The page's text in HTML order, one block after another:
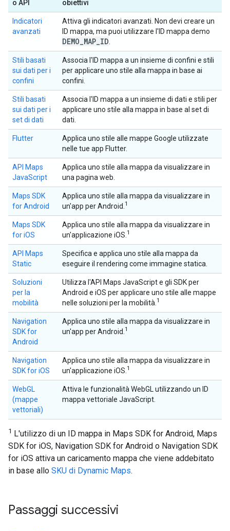
o API obiettivi
Indicatori
avanzati
Attiva gli indicatori avanzati. Non devi creare un
ID mappa, ma puoi utilizzare l'ID mappa demo
DEMO MAP ID
Stili basati
sui dati per i
confini
Associa l'ID mappa a un insieme di confini e stili
per applicare uno stile alla mappa in base ai
confini.
Stili basati
sui dati per i
set di dati
Associa l'ID mappa a un insieme di dati e stili per
applicare uno stile alla mappa in base al set di
dati.
Flutter
Applica uno stile alle mappe Google utilizzate
nelle tue app Flutter.
API Maps
JavaScript
Applica uno stile alla mappa da visualizzare in
una pagina web.
Maps SDK
for Android
Applica uno stile alla mappa da visualizzare in
un'app per Android. 1
Maps SDK
for iOS
Applica uno stile alla mappa da visualizzare in
un'applicazione iOS. 1
API Maps
Static
Specifica e applica uno stile alla mappa da
eseguire il rendering come immagine statica.
Soluzioni
per la
mobilità
Utilizza l'API Maps JavaScript e gli SDK per
Android e iOS per applicare uno stile alle mappe
nelle soluzioni per la mobilità. 1
Navigation
SDK for
Android
Applica uno stile alla mappa da visualizzare in
un'app per Android. 1
Navigation
SDK for iOS
Applica uno stile alla mappa da visualizzare in
un'applicazione iOS. 1
WebGL
(mappe
vettoriali)
Attiva le funzionalità WebGL utilizzando un ID
mappa vettoriale JavaScript.
1 L'utilizzo di un ID mappa in Maps SDK for Android, Maps
SDK for iOS, Navigation SDK for Android o Navigation SDK
for iOS attiva un caricamento mappa che viene addebitato
in base allo SKU di Dynamic Maps.
Passaggi successivi